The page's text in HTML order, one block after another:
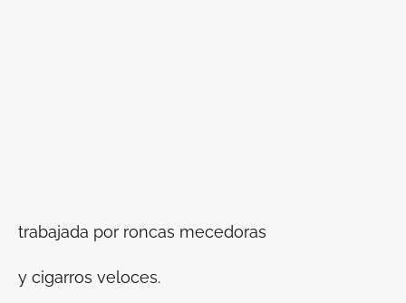
trabajada por roncas mecedoras
y cigarros veloces.